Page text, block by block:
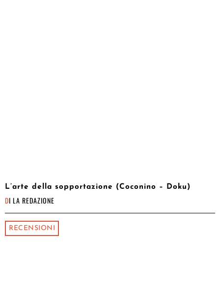
L’arte della sopportazione (Coconino – Doku)
DI LA REDAZIONE
RECENSIONI